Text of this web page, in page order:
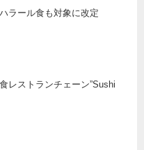
ラール食も対象に改定
レストランチェーン”Sushi